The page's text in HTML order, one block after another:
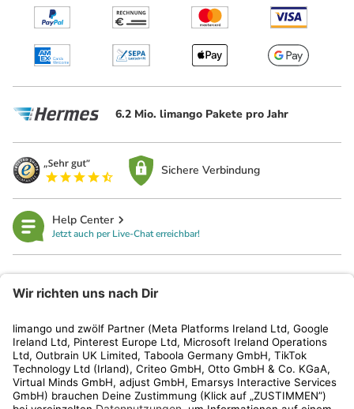
6.2 Mio. limango Pakete pro Jahr
Sichere Verbindung
Help Center
Jetzt auch per Live-Chat erreichbar!
Kundenservice
Shop